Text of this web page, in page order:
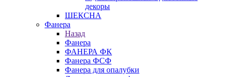
декоры
ШЕКСНА
Фанера
Назад
Фанера
ФАНЕРА ФК
Фанера ФСФ
Фанера для опалубки